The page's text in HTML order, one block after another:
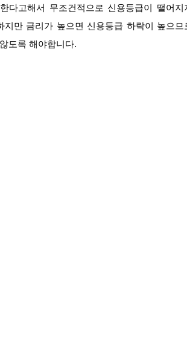
다고해서 무조건적으로 신용등급이 떨어지
지만 금리가 높으면 신용등급 하락이 높으므
도록 해야합니다.